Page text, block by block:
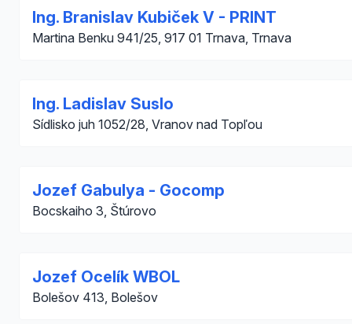
Ing. Branislav Kubiček V - PRINT
Martina Benku 941/25, 917 01 Trnava, Trnava
Ing. Ladislav Suslo
Sídlisko juh 1052/28, Vranov nad Topľou
Jozef Gabulya - Gocomp
Bocskaiho 3, Štúrovo
Jozef Ocelík WBOL
Bolešov 413, Bolešov